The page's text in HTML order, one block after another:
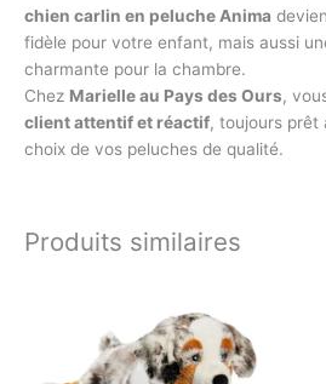
chien carlin en peluche Anima
fidèle pour votre enfant, mais aussi
charmante pour la chambre.
Chez Marielle au Pays des Ours,
client attentif et réactif, toujours prêt
choix de vos peluches de qualité.
Produits similaires